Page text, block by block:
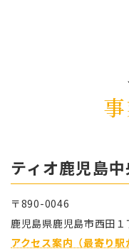
ティオ⿅児島
〒890-0046
⿅児島県⿅児島市⻄⽥
アクセス案内（最寄り駅